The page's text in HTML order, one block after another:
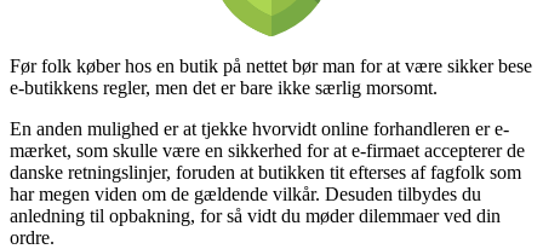
Før folk køber hos en butik på nettet bør man for at være sikker bese
e-butikkens regler, men det er bare ikke særlig morsomt.
En anden mulighed er at tjekke hvorvidt online forhandleren er e-
mærket, som skulle være en sikkerhed for at e-firmaet accepterer de
danske retningslinjer, foruden at butikken tit efterses af fagfolk som
har megen viden om de gældende vilkår. Desuden tilbydes du
anledning til opbakning, for så vidt du møder dilemmaer ved din
ordre.